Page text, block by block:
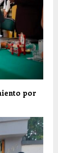
por